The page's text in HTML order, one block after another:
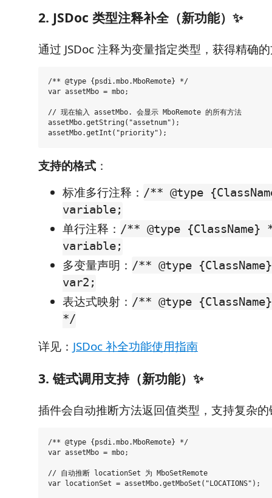
2. JSDoc 类型注释补全（新功能）✨
通过 JSDoc 注释为变量指定类型，获得精确
/** @type {psdi.mbo.MboRemote} */
var assetMbo = mbo;
// 现在输入 assetMbo. 会显示 MboRemote 的所有方法
assetMbo.getString("assetnum");
支持的格式 ：
标准多行注释： /** @type
variable;
单行注释： /** @type
variable;
多变量声明： /** @type
var2;
表达式映射： /** @type
*/
详见： JSDoc 补全功能使用指南
3. 链式调用支持（新功能）✨
插件会自动推断方法返回值类型，支持复杂
/** @type {psdi.mbo.MboRemote} */
var assetMbo = mbo;
// 自动推断 locationSet 为 MboSetRemote
var locationSet = assetMbo.getMboSet("LOCATIONS");